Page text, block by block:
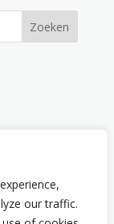
our traffic.